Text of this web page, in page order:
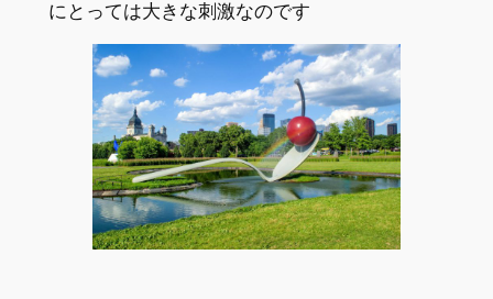
にとっては大きな刺激なのです